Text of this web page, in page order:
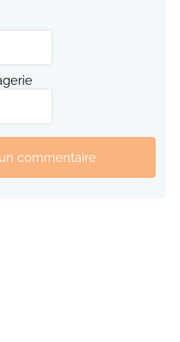
commentaire